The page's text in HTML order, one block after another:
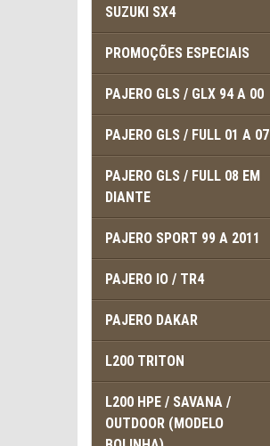
SUZUKI SX4
PROMOÇÕES ESPECIAIS
PAJERO GLS / GLX 94 A 00
PAJERO GLS / FULL 01 A 07
PAJERO GLS / FULL 08 EM
DIANTE
PAJERO SPORT 99 A 2011
PAJERO IO / TR4
PAJERO DAKAR
L200 TRITON
L200 HPE / SAVANA /
OUTDOOR (MODELO